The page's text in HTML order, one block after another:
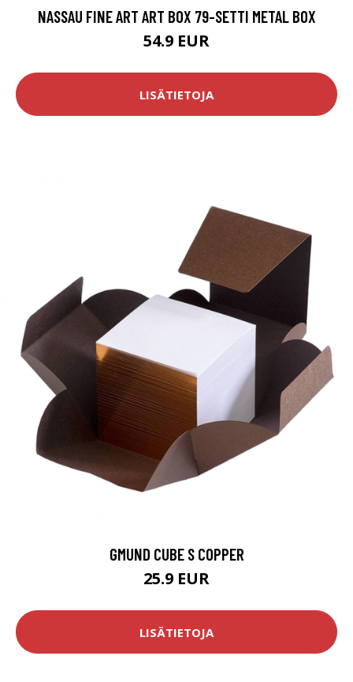
NASSAU FINE ART ART BOX 79-SETTI METAL BOX
54.9 EUR
LISÄTIETOJA
GMUND CUBE S COPPER
25.9 EUR
LISÄTIETOJA